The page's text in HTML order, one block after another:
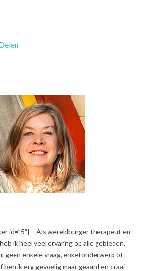
WhatsApp
Delen
id=”5″] Als wereldburger therapeut en
ik heel veel ervaring op alle gebieden,
geen enkele vraag, enkel onderwerp of
ben ik erg gevoelig maar geaard en draai